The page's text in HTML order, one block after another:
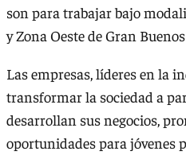
son para trabajar bajo
y Zona Oeste de Gran
Las empresas, líderes en la
transformar la sociedad a
desarrollan sus negocios,
oportunidades para jóvenes